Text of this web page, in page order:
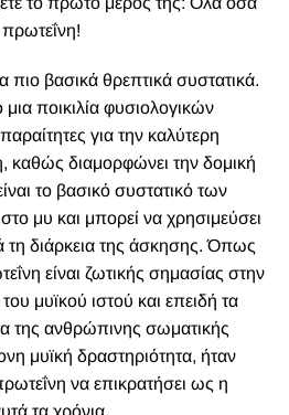
πρωτεΐνη!
πιο βασικά θρεπτικά συστατικά.
ποικιλία φυσιολογικών
για την καλύτερη
διαμορφώνει την δομική
το βασικό συστατικό των
μυ και μπορεί να χρησιμεύσει
τη διάρκεια της άσκησης. Όπως
είναι ζωτικής σημασίας στην
μυϊκού ιστού και επειδή τα
της ανθρώπινης σωματικής
μυϊκή δραστηριότητα, ήταν
να επικρατήσει ως η
τα χρόνια.